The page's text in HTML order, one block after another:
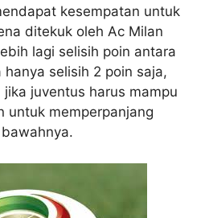
kesempatan untuk
ditekuk oleh Ac Milan
lagi selisih poin antara
selisih 2 poin saja,
juventus harus mampu
untuk memperpanjang